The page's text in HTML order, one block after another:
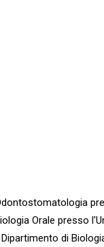
Orale presso
di